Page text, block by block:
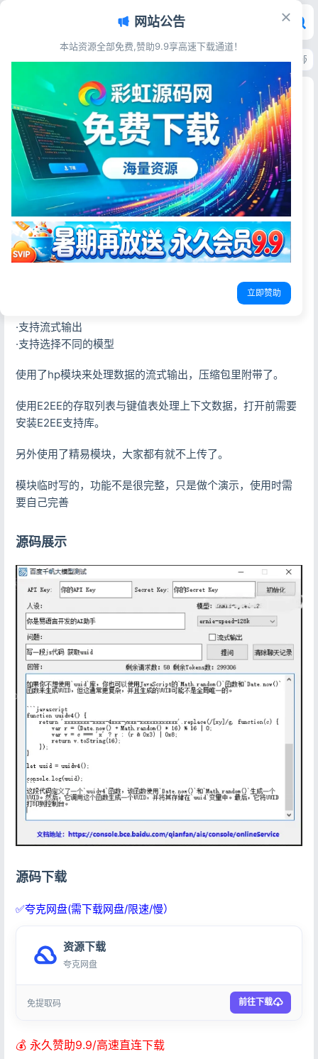
首页>源码资源>AI工具源码>百度千帆大模型模块源码 文心一言API对接网
百度千帆大模型模块源码 文心一言API对接网站系
统
彩虹源码网
2026-06-15 11阅读
源码简介
百度千帆大模型模块开源
看到百度把几个轻量级的模型免费了，所以写一个模块供大
·支持流式输出
·支持选择不同的模型
使用了hp模块来处理数据的流式输出，压缩包里附带了。
使用E2EE的存取列表与键值表处理上下文数据，打开前需要
安装E2EE支持库。
另外使用了精易模块，大家都有就不上传了。
模块临时写的，功能不是很完整，只是做个演示，使用时需
要自己完善
源码展示
源码下载
✅夸克网盘(需下载网盘/限速/慢）
资源下载
夸克网盘
免提取码 前往下载
💰 永久赞助9.9/高速直连下载
网站公告
本站资源全部免费,赞助9.9享高速下载通道！
立即赞助